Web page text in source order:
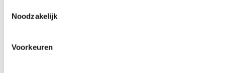
Noodzakelijk
Voorkeuren